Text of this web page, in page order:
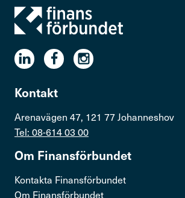
Kontakt
Arenavägen 47, 121 77 Johanneshov
Tel: 08-614 03 00
Om Finans­för­bundet
Kontakta Finansförbundet
Om Finansförbundet